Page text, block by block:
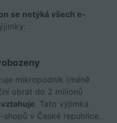
se netýká všech e-
mikropodnik (méně
obrat do 2 milionů
. Tato výjimka
v České republice.